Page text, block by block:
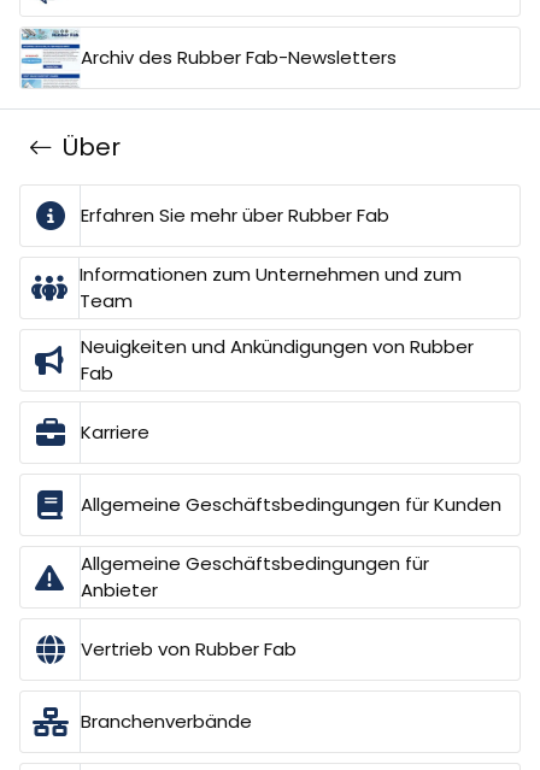
Archiv des Rubber Fab-Newsletters
Über
Erfahren Sie mehr über Rubber Fab
Informationen zum Unternehmen und zum
Team
Neuigkeiten und Ankündigungen von Rubber
Fab
Karriere
Allgemeine Geschäftsbedingungen für Kunden
Allgemeine Geschäftsbedingungen für
Anbieter
Vertrieb von Rubber Fab
Branchenverbände